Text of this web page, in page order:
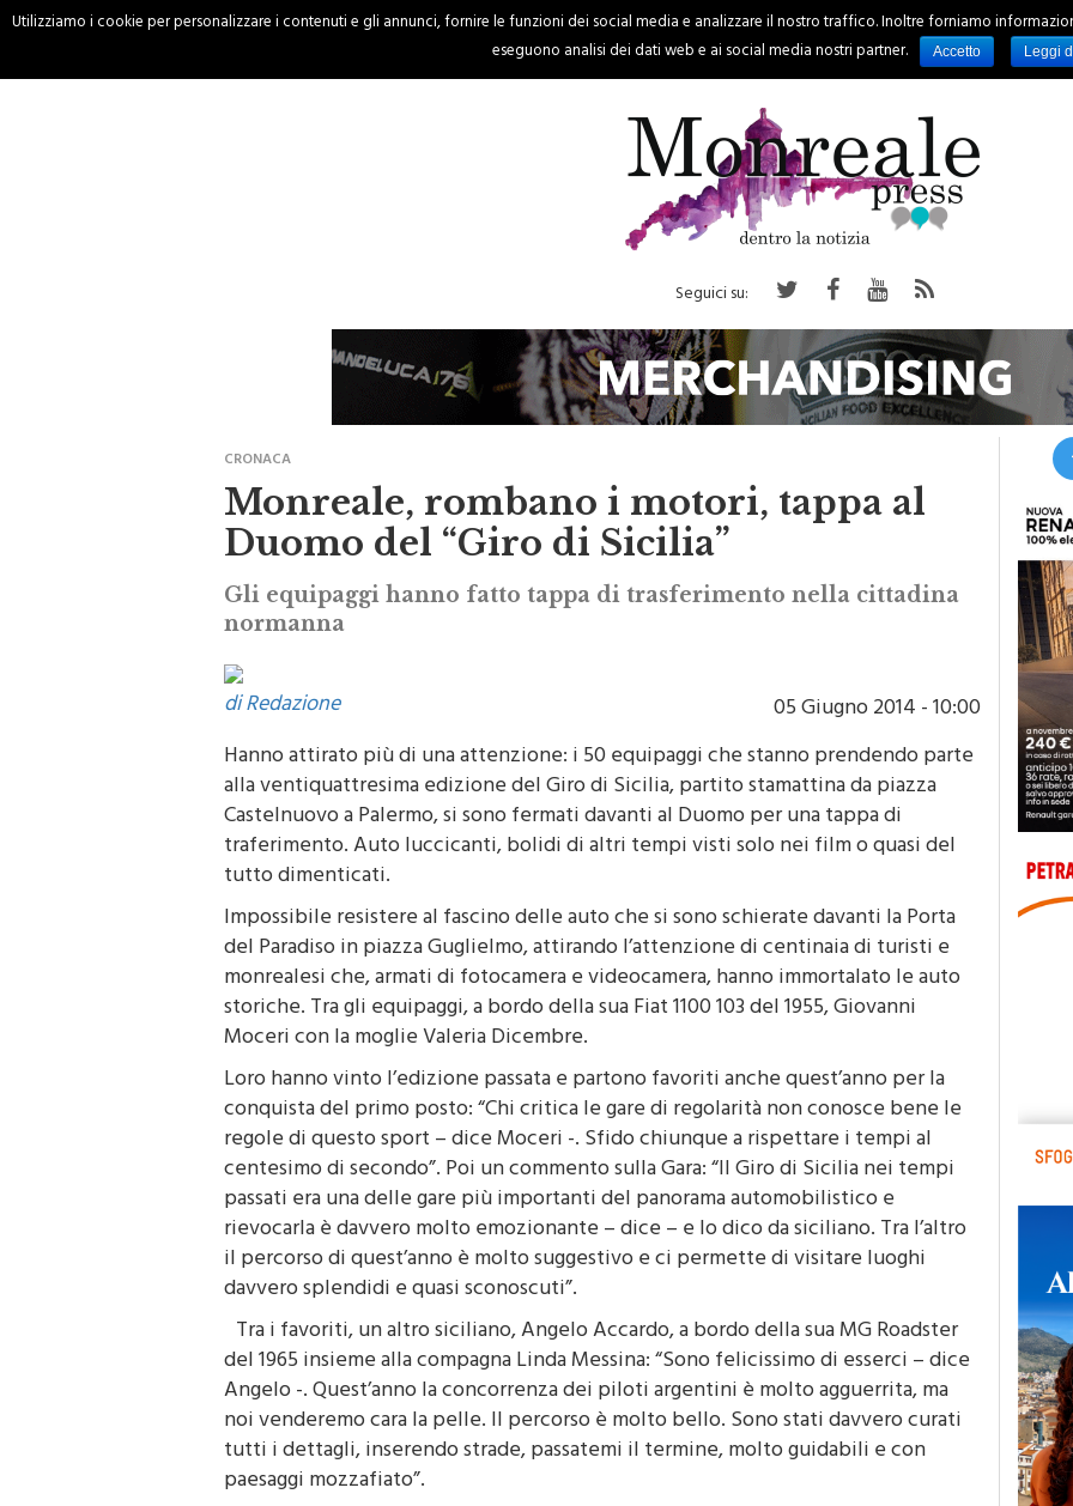
HOME CRONACA PALERMO REGIONE EVENTI RUBRICHE SPORT
Seguici su:
Monreale, rombano i motori, tappa al
Duomo del “Giro di Sicilia”
Gli equipaggi hanno fatto tappa di trasferimento nella cittadina
normanna
di Redazione
05 Giugno 2014 - 10:00
Hanno attirato più di una attenzione: i 50 equipaggi che stanno prendendo parte
alla ventiquattresima edizione del Giro di Sicilia, partito stamattina da piazza
Castelnuovo a Palermo, si sono fermati davanti al Duomo per una tappa di
traferimento. Auto luccicanti, bolidi di altri tempi visti solo nei film o quasi del
tutto dimenticati.
Impossibile resistere al fascino delle auto che si sono schierate davanti la Porta
del Paradiso in piazza Guglielmo, attirando l’attenzione di centinaia di turisti e
monrealesi che, armati di fotocamera e videocamera, hanno immortalato le auto
storiche. Tra gli equipaggi, a bordo della sua Fiat 1100 103 del 1955, Giovanni
Moceri con la moglie Valeria Dicembre.
Loro hanno vinto l’edizione passata e partono favoriti anche quest’anno per la
conquista del primo posto: “Chi critica le gare di regolarità non conosce bene le
regole di questo sport – dice Moceri -. Sfido chiunque a rispettare i tempi al
centesimo di secondo”. Poi un commento sulla Gara: “Il Giro di Sicilia nei tempi
passati era una delle gare più importanti del panorama automobilistico e
rievocarla è davvero molto emozionante – dice – e lo dico da siciliano. Tra l’altro
il percorso di quest’anno è molto suggestivo e ci permette di visitare luoghi
davvero splendidi e quasi sconoscuti”.
Tra i favoriti, un altro siciliano, Angelo Accardo, a bordo della sua MG Roadster
del 1965 insieme alla compagna Linda Messina: “Sono felicissimo di esserci – dice
Angelo -. Quest’anno la concorrenza dei piloti argentini è molto agguerrita, ma
noi venderemo cara la pelle. Il percorso è molto bello. Sono stati davvero curati
tutti i dettagli, inserendo strade, passatemi il termine, molto guidabili e con
paesaggi mozzafiato”.
Utilizziamo i cookie per personalizzare i contenuti e gli annunci, fornire le funzioni dei social media e analizzare il nostro traffico. Inoltre forniamo
eseguono analisi dei dati web e ai social media nostri partner.
Accetto Leggi